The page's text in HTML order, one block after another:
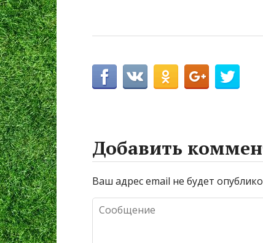
Добавить
Ваш адрес email не будет